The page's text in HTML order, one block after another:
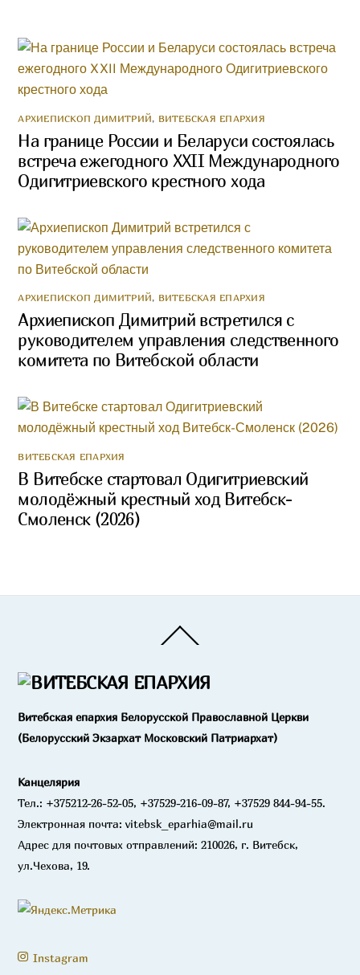
АРХИЕПИСКОП ДИМИТРИЙ, ВИТЕБСКАЯ ЕПАРХИЯ
На границе России и Беларуси состоялась
встреча ежегодного XXII Международного
Одигитриевского крестного хода
АРХИЕПИСКОП ДИМИТРИЙ, ВИТЕБСКАЯ ЕПАРХИЯ
Архиепископ Димитрий встретился с
руководителем управления следственного
комитета по Витебской области
ВИТЕБСКАЯ ЕПАРХИЯ
В Витебске стартовал Одигитриевский
молодёжный крестный ход Витебск-
Смоленск (2026)
To
Витебская епархия Белорусской Православной Церкви
(Белорусский Экзархат Московский Патриархат)
Канцелярия
Тел.: +375212-26-52-05, +37529-216-09-87, +37529 844-94-55.
Электронная почта: vitebsk_eparhia@mail.ru
Адрес для почтовых отправлений: 210026, г. Витебск,
ул.Чехова, 19.
Instagram